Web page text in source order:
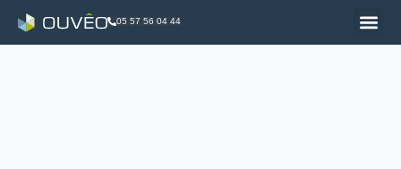
05 57 56 04 44